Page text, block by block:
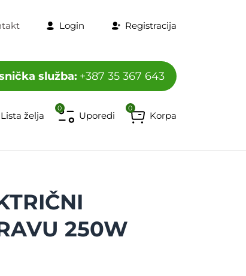
Login Registracija
Lista želja
0
Uporedi
0
Korpa
služba: +387 35 367 643
Televizori i dodaci HORECA program
250W